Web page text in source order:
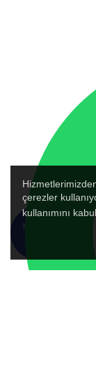
çerezler
kullanımını
HEMEN